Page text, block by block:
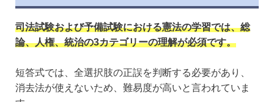
司法試験および予備試験における憲法の学習では、総
論、人権、統治の3カテゴリーの理解が必須です。
短答式では、全選択肢の正誤を判断する必要があり、
消去法が使えないため、難易度が高いと言われていま